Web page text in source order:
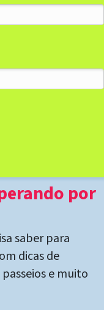
por
saber para
dicas de
e muito